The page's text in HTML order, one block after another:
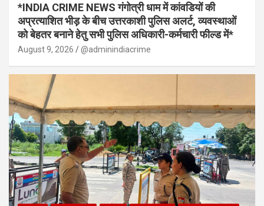
*INDIA CRIME NEWS गंगोत्री धाम में कांवडियों की
अप्रत्याशित भीड़ के बीच उत्तरकाशी पुलिस अलर्ट, व्यवस्थाओं
को बेहतर बनाने हेतु सभी पुलिस अधिकारी-कर्मचारी फील्ड में*
August 9, 2026 @adminindiacrime